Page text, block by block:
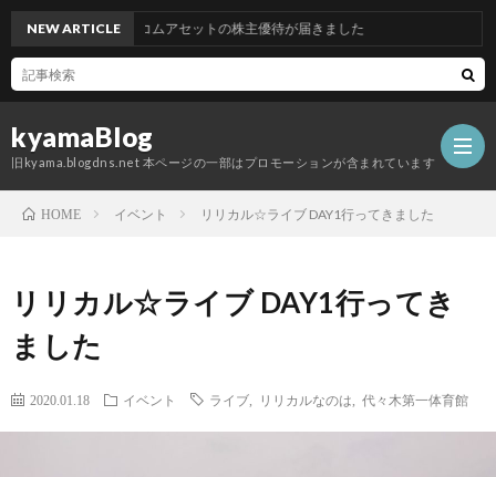
kyamaBlog
旧kyama.blogdns.net 本ページの一部はプロモーションが含まれています
NEW ARTICLE
グッドコムアセットの株主優待が届きました
HOME イベント リリカル☆ライブ DAY1行ってきました
リリカル☆ライブ DAY1行ってき
ました
2020.01.18 イベント ライブ リリカルなのは 代々木第一体育館